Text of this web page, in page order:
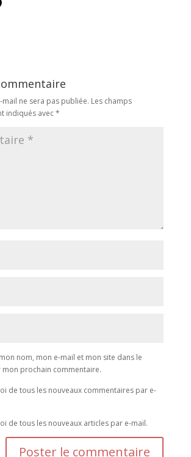
ne sera pas publiée. Les champs
indiqués avec*
nom, mon e-mail et mon site dans le
prochain commentaire.
de tous les nouveaux commentaires par e-
de tous les nouveaux articles par e-mail.